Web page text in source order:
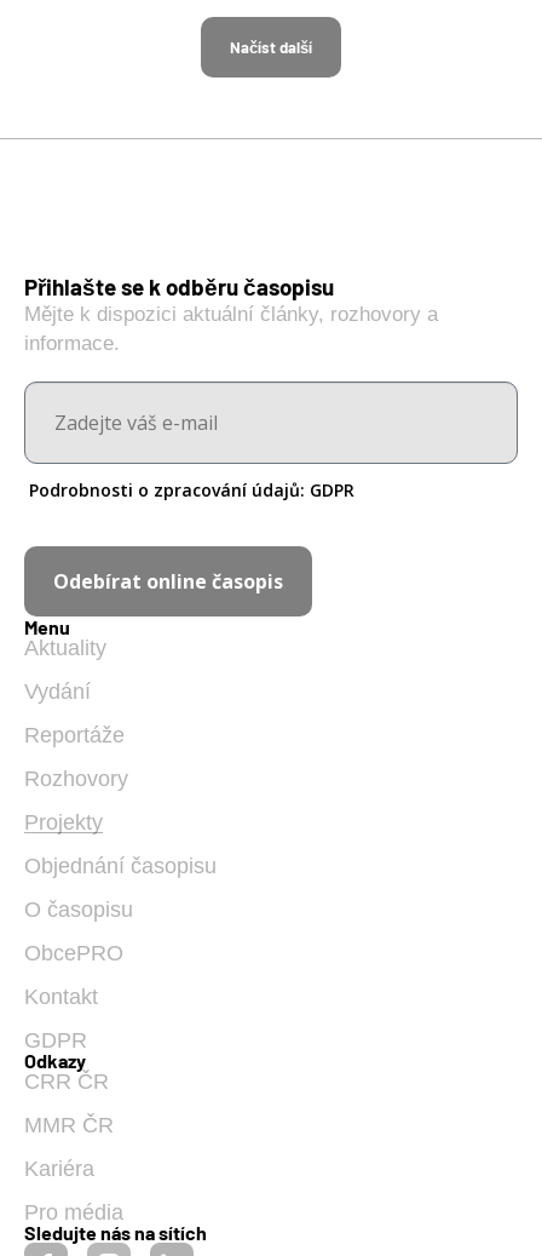
Načíst další
Přihlašte se k odběru časopisu
Mějte k dispozici aktuální články, rozhovory a
informace.
Podrobnosti o zpracování údajů: GDPR
Odebírat online časopis
Menu
Aktuality
Vydání
Reportáže
Rozhovory
Projekty
Objednání časopisu
O časopisu
ObcePRO
Kontakt
GDPR
Odkazy
CRR ČR
MMR ČR
Kariéra
Pro média
Sledujte nás na sítích